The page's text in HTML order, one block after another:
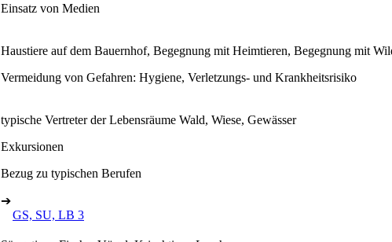
Einsatz von Medien
Haustiere auf dem Bauernhof, Begegnung mit Heimtieren, Begegnung mit
Vermeidung von Gefahren: Hygiene, Verletzungs- und Krankheitsrisiko
typische Vertreter der Lebensräume Wald, Wiese, Gewässer
Exkursionen
Bezug zu typischen Berufen
➔
GS, SU, LB 3